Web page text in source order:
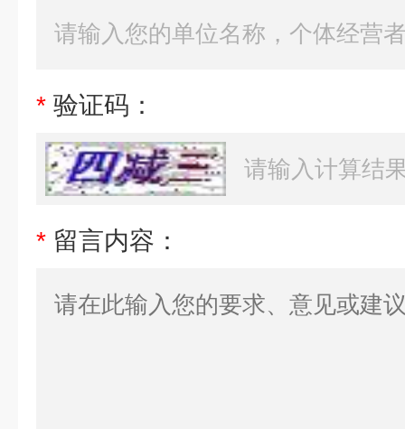
* 验证码：
* 留言内容：